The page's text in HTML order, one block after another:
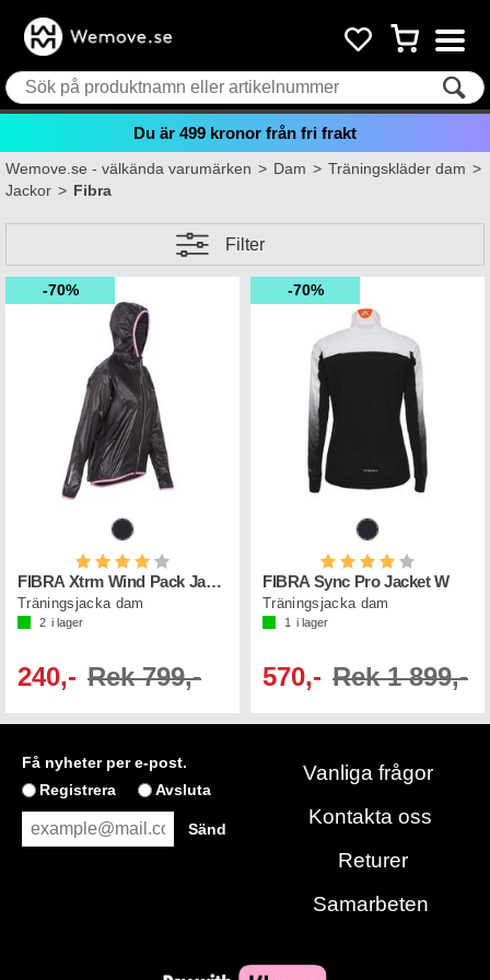
Du är 499 kronor från fri frakt
Wemove.se - välkända varumärken>Dam>Träningskläder dam>
Jackor>Fibra
Filter
70%
Betyg:
FIBRA Xtrm Wind Pack Jacket W
Träningsjacka dam
2 i lager
240,- Rek 799,-
70%
Betyg:
FIBRA Sync Pro Jacket W
Träningsjacka dam
1 i lager
570,- Rek 1 899,-
Få nyheter per e-post.
Registrera
Avsluta
Vanliga frågor
Kontakta oss
Returer
Samarbeten